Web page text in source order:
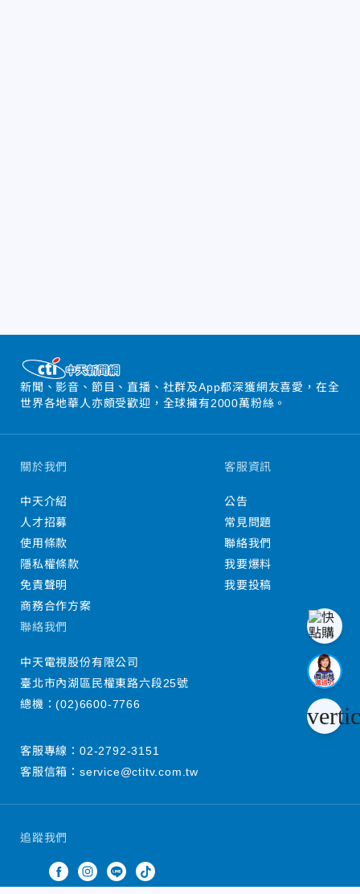
新聞、影音、節目、直播、社群及App都深獲網友喜愛，在全
世界各地華人亦頗受歡迎，全球擁有2000萬粉絲。
追蹤我們
關於我們
中天介紹
人才招募
使用條款
隱私權條款
免責聲明
商務合作方案
客服資訊
公告
常見問題
聯絡我們
我要爆料
我要投稿
聯絡我們
中天電視股份有限公司
臺北市內湖區民權東路六段25號
總機：(02)6600-7766
客服專線： 02-2792-3151
客服信箱： service@ctitv.com.tw